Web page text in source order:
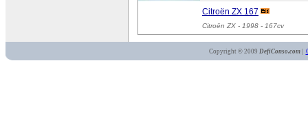
Citroën ZX 167
Citroën ZX - 1998 - 167cv
Copyright © 2009 DefiConso.com|